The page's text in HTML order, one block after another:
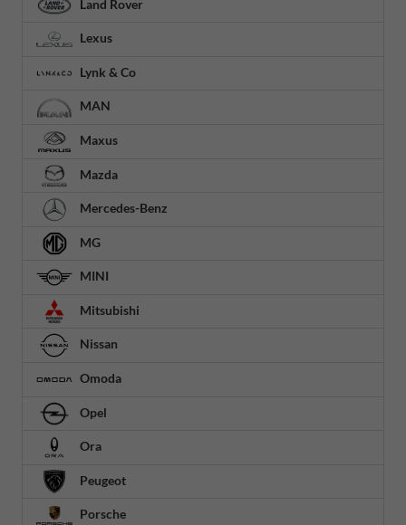
Land Rover
Lexus
Lynk & Co
MAN
Maxus
Mazda
Mercedes-Benz
MG
MINI
Mitsubishi
Nissan
Omoda
Opel
Ora
Peugeot
Porsche